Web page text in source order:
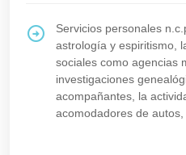
Servicios personales
astrología y espiritismo,
sociales como agencias
investigaciones
acompañantes, la
acomodadores de autos,